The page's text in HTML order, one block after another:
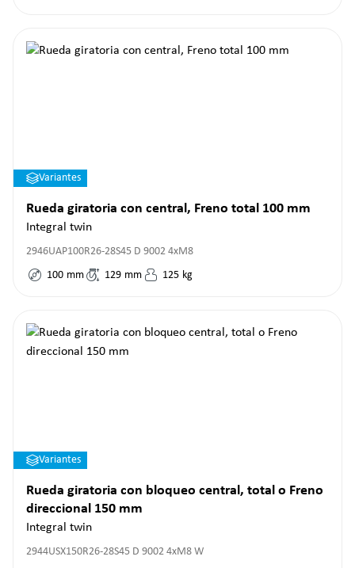
Variantes
Rueda giratoria con central, Freno total 100 mm
Integral twin
2946UAP100R26-28S45 D 9002 4xM8
100 mm 129 mm 125 kg
Variantes
Rueda giratoria con bloqueo central, total o Freno
direccional 150 mm
Integral twin
2944USX150R26-28S45 D 9002 4xM8 W